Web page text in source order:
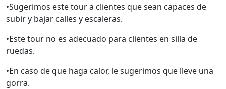
•Sugerimos este tour a clientes que sean capaces de
subir y bajar calles y escaleras.
•Este tour no es adecuado para clientes en silla de
ruedas.
•En caso de que haga calor, le sugerimos que lleve una
gorra.